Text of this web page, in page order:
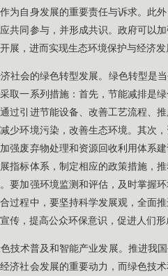
为自身发展的重要责任与诉求。此
共同参与，并形成共识。政府可以
展，进而实现生态环境保护与经济
社会的绿色转型发展。绿色转型是
取一系列措施：首先，节能减排是
过引进节能设备、改善工艺流程、
少环境污染，改善生态环境。其次
强废弃物处理和资源回收利用体系
指标体系，制定相应的政策措施，
要加强环境监测和评估，及时掌握
过程中，要坚持科学发展观，全面
传，提高公众环保意识，促进人们形
技术普及和智能产业发展。推进我
济社会发展的重要动力，而绿色技